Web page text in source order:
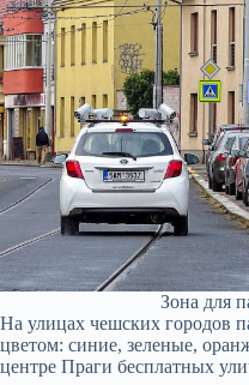
Зона для
На улицах чешских городов
цветом: синие, зеленые,
центре Праги бесплатных